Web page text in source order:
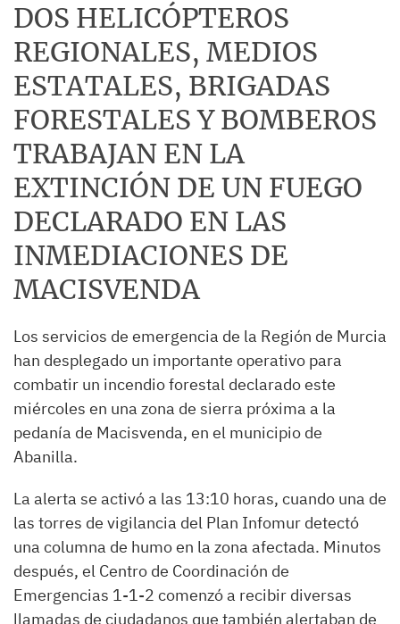
DOS HELICÓPTEROS
REGIONALES, MEDIOS
ESTATALES, BRIGADAS
FORESTALES Y BOMBEROS
TRABAJAN EN LA
EXTINCIÓN DE UN FUEGO
DECLARADO EN LAS
INMEDIACIONES DE
MACISVENDA
Los servicios de emergencia de la Región de Murcia
han desplegado un importante operativo para
combatir un incendio forestal declarado este
miércoles en una zona de sierra próxima a la
pedanía de Macisvenda, en el municipio de
Abanilla.
La alerta se activó a las 13:10 horas, cuando una de
las torres de vigilancia del Plan Infomur detectó
una columna de humo en la zona afectada. Minutos
después, el Centro de Coordinación de
Emergencias 1-1-2 comenzó a recibir diversas
llamadas de ciudadanos que también alertaban de